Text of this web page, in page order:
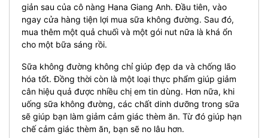
giản sau của cô nàng Hana Giang Anh.Đầu tiên, vào
ngay cửa hàng tiện lợi mua sữa không đường. Sau đó,
mua thêm một quả chuối và một gói nut nữa là khá ổn
cho một bữa sáng rồi.
Sữa không đường không chỉ giúp đẹp da và chống lão
hóa tốt. Đồng thời còn là một loại thực phẩm giúp giảm
cân hiệu quả được nhiều chị em tin dùng. Hơn nữa, khi
uống sữa không đường, các chất dinh dưỡng trong sữa
sẽ giúp bạn làm giảm cảm giác thèm ăn. Từ đó giúp hạn
chế cảm giác thèm ăn, bạn sẽ no lâu hơn.